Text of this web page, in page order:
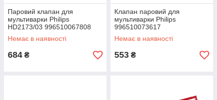
Паровий клапан для
мультиварки Philips
HD2173/03 996510067808
Немає в наявності
684 ₴
Клапан паровий для
мультиварки Philips
996510073617
Немає в наявності
553 ₴